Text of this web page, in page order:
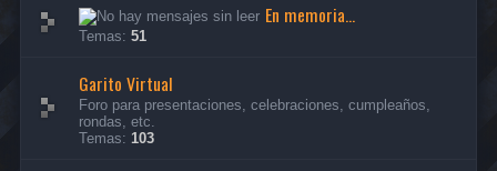
En memoria...
Temas: 51
Garito Virtual
Foro para presentaciones, celebraciones, cumpleaños,
rondas, etc.
Temas: 103